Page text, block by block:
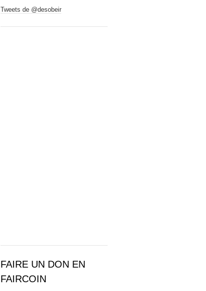
Tweets de @desobeir
FAIRE UN DON EN
FAIRCOIN